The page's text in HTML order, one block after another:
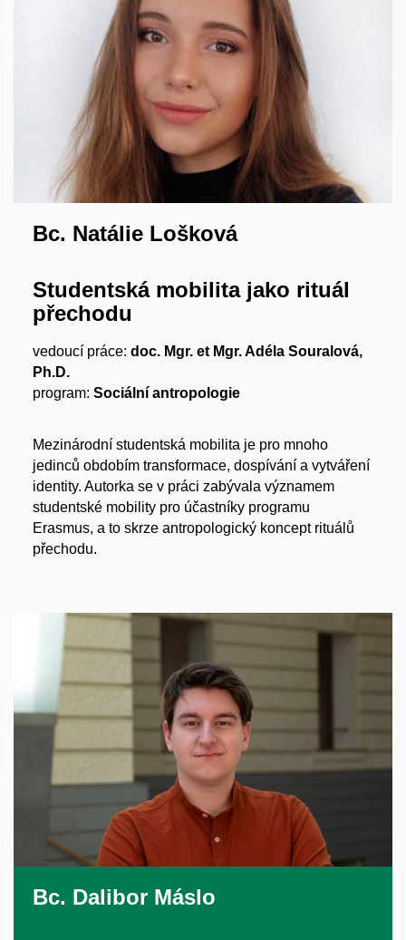
Bc. Natálie Lošková
Studentská mobilita jako rituál
přechodu
vedoucí práce: doc. Mgr. et Mgr. Adéla Souralová,
Ph.D.
program: Sociální antropologie
Mezinárodní studentská mobilita je pro mnoho
jedinců obdobím transformace, dospívání a vytváření
identity. Autorka se v práci zabývala významem
studentské mobility pro účastníky programu
Erasmus, a to skrze antropologický koncept rituálů
přechodu.
Bc. Dalibor Máslo